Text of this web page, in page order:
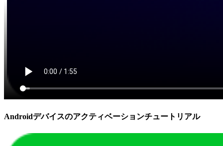
Androidデバイスのアクティベーションチュートリアル